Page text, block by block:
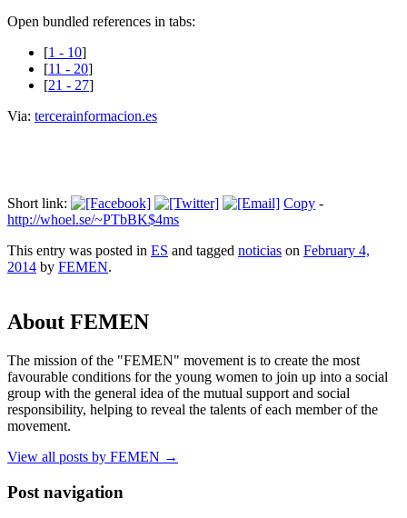
Open bundled references in tabs:
[1 - 10]
[11 - 20]
[21 - 27]
Via: tercerainformacion.es
Short link: Copy -
http://whoel.se/~PTbBK$4ms
This entry was posted in ES and tagged noticias on February 4,
2014 by FEMEN.
About FEMEN
The mission of the "FEMEN" movement is to create the most
favourable conditions for the young women to join up into a social
group with the general idea of the mutual support and social
responsibility, helping to reveal the talents of each member of the
movement.
View all posts by FEMEN →
Post navigation